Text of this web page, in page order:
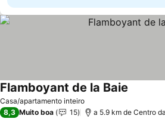
Casa/apartamento inteiro
Flamboyant de la Baie
8,3 Muito boa 15 a 5.9 km de Centro